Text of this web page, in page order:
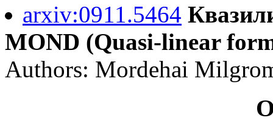
arxiv:0911.5464
MOND (Quasi-linear
Authors: Mordehai